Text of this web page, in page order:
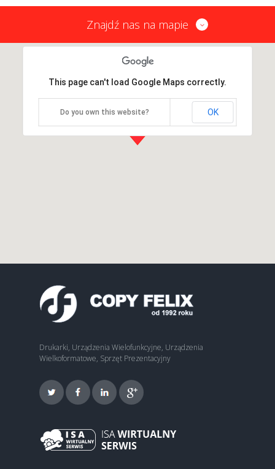
Znajdź nas na mapie
This page can't load Google Maps correctly.
Do you own this website? OK
Drukarki, Urządzenia Wielofunkcyjne, Urządzenia
Wielkoformatowe, Sprzęt Prezentacyjny